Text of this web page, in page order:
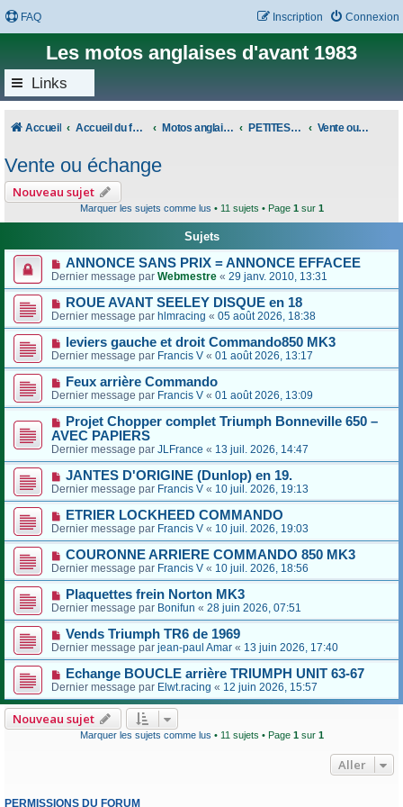
FAQ Connexion
Inscription
Les motos anglaises d'avant 1983
Links
Accueil Accueil du forum Motos anglaises classiques PETITES ANNONCES Vente ou échange
Vente ou échange
Nouveau sujet
Marquer les sujets comme lus • 11 sujets • Page 1sur 1
Sujets
ANNONCE SANS PRIX = ANNONCE EFFACEE
Dernier message par Webmestre « 29 janv. 2010, 13:31
ROUE AVANT SEELEY DISQUE en 18
Dernier message par hlmracing « 05 août 2026, 18:38
leviers gauche et droit Commando850 MK3
Dernier message par Francis V « 01 août 2026, 13:17
Feux arrière Commando
Dernier message par Francis V « 01 août 2026, 13:09
Projet Chopper complet Triumph Bonneville 650 –
AVEC PAPIERS
Dernier message par JLFrance « 13 juil. 2026, 14:47
JANTES D'ORIGINE (Dunlop) en 19.
Dernier message par Francis V « 10 juil. 2026, 19:13
ETRIER LOCKHEED COMMANDO
Dernier message par Francis V « 10 juil. 2026, 19:03
COURONNE ARRIERE COMMANDO 850 MK3
Dernier message par Francis V « 10 juil. 2026, 18:56
Plaquettes frein Norton MK3
Dernier message par Bonifun « 28 juin 2026, 07:51
Vends Triumph TR6 de 1969
Dernier message par jean-paul Amar « 13 juin 2026, 17:40
Echange BOUCLE arrière TRIUMPH UNIT 63-67
Dernier message par Elwt.racing « 12 juin 2026, 15:57
Nouveau sujet
Marquer les sujets comme lus • 11 sujets • Page 1sur 1
Aller
PERMISSIONS DU FORUM